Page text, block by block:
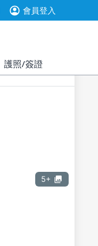
account_circle 會員登入
護照/簽證
5+